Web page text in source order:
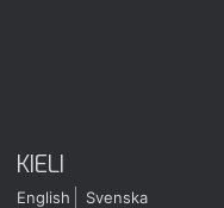
KIELI
English Svenska